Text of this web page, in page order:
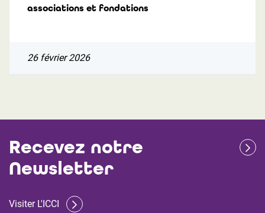
associations et fondations
26 février 2026
Recevez notre
Newsletter
Visiter L'ICCI